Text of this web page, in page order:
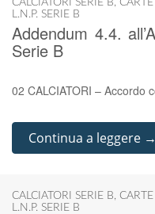
CALCIATORI SERIE B,
L.N.P. SERIE B
Addendum 4.4.
Serie B
02 CALCIATORI – Accordo
Continua a leggere →
CALCIATORI SERIE B,
L.N.P. SERIE B